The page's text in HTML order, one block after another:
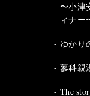
〜小津
ィナー
ゆかり
蓼科親
The